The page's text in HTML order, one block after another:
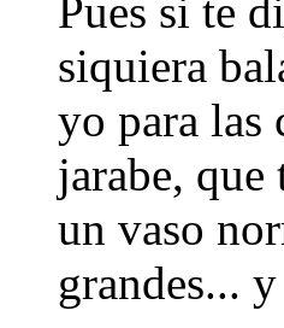
Pues si te
siquiera
yo para las
jarabe,
un vaso
grandes...